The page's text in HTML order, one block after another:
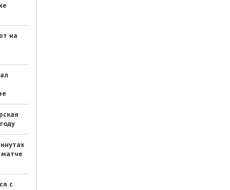
на
с